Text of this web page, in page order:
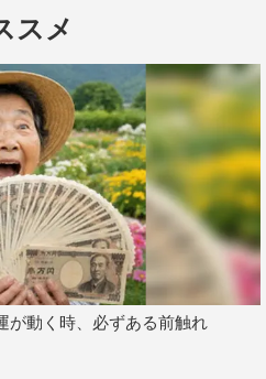
商才に気付いたのが三男・智
いを始め、二代目の時に大坂
が、三代目夫婦が早逝、商売
商いに身が入らず、放蕩の限
た店を立て直すため、四代目
菊栄を迎えるも、徳兵衛の放
婚。すでに、悪評の立つ四代
るはずもなく…。
スメ
が動く時、必ずある前触れ